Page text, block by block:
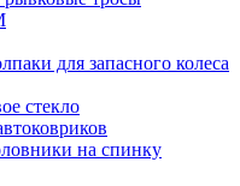
для запасного колеса
стекло
на спинку